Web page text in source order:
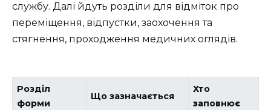
службу. Далі йдуть розділи для відміток про
переміщення, відпустки, заохочення та
стягнення, проходження медичних оглядів.
Розділ
форми
Що зазначається
Хто
заповнює